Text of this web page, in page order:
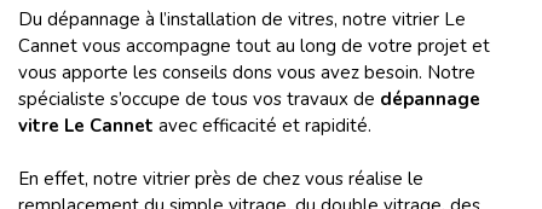
Du dépannage à l’installation de vitres, notre vitrier Le
Cannet vous accompagne tout au long de votre projet et
vous apporte les conseils dons vous avez besoin. Notre
spécialiste s’occupe de tous vos travaux de dépannage
vitre Le Cannet avec efficacité et rapidité.
En effet, notre vitrier près de chez vous réalise le